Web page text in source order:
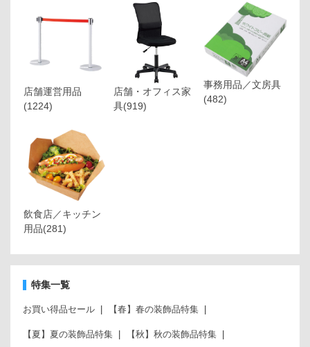
店舗運営用品
(1224)
店舗・オフィス家
具(919)
事務用品／文房具
(482)
飲食店／キッチン
用品(281)
特集一覧
お買い得品セール 【春】春の装飾品特集
【夏】夏の装飾品特集 【秋】秋の装飾品特集